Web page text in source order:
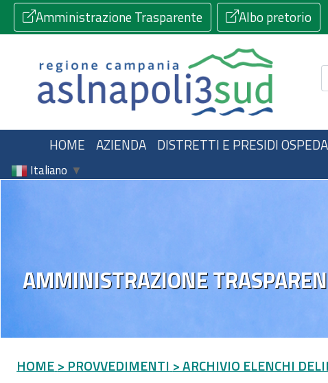
Amministrazione Trasparente Albo pretorio
HOME AZIENDA DISTRETTI E PRESIDI
Italiano ▼
AMMINISTRAZIONE
HOME > PROVVEDIMENTI > ARCHIVIO ELENCHI